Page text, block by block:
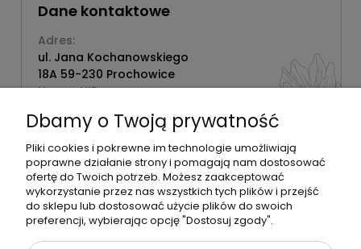
Dane kontaktowe
Adres:
ul. Jana Kochanowskiego
18A 59-230 Prochowice
Numer NIP:
Telefon:
518358020
©2026 Wszelkie Prawa Zastrzeżone | Zrób Sobie Krem
Szablon Flex byEcommercy
Dbamy o Twoją prywatność
Pliki cookies i pokrewne im technologie umożliwiają
poprawne działanie strony i pomagają nam dostosować
ofertę do Twoich potrzeb. Możesz zaakceptować
wykorzystanie przez nas wszystkich tych plików i przejść
do sklepu lub dostosować użycie plików do swoich
preferencji, wybierając opcję "Dostosuj zgody".